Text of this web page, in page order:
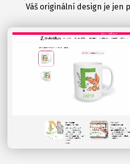
Váš originální design je jen